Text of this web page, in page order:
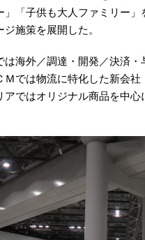
」「子供も大人ファミリー
施策を展開した。
は海外／調達・開発／決済
Ｍでは物流に特化した新会
アではオリジナル商品を中